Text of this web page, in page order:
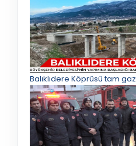
Balıklıdere Köprüsü tam gaz